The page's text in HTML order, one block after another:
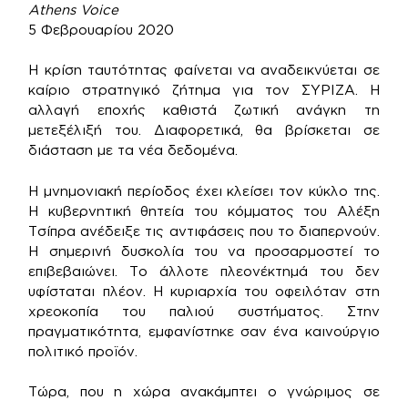
Athens Voice
5 Φεβρουαρίου 2020
Η κρίση ταυτότητας φαίνεται να αναδεικνύεται σε
καίριο στρατηγικό ζήτημα για τον ΣΥΡΙΖΑ. Η
αλλαγή εποχής καθιστά ζωτική ανάγκη τη
μετεξέλιξή του. Διαφορετικά, θα βρίσκεται σε
διάσταση με τα νέα δεδομένα.
Η μνημονιακή περίοδος έχει κλείσει τον κύκλο της.
Η κυβερνητική θητεία του κόμματος του Αλέξη
Τσίπρα ανέδειξε τις αντιφάσεις που το διαπερνούν.
Η σημερινή δυσκολία του να προσαρμοστεί το
επιβεβαιώνει. Το άλλοτε πλεονέκτημά του δεν
υφίσταται πλέον. Η κυριαρχία του οφειλόταν στη
χρεοκοπία του παλιού συστήματος. Στην
πραγματικότητα, εμφανίστηκε σαν ένα καινούργιο
πολιτικό προϊόν.
Τώρα, που η χώρα ανακάμπτει ο γνώριμος σε